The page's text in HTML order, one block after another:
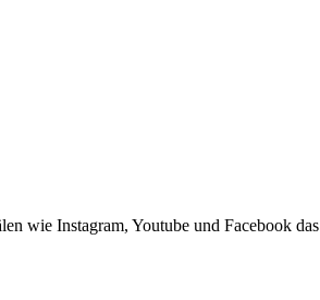
wie Instagram, Youtube und Facebook das